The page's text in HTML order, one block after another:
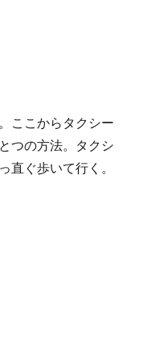
ここからタクシー
つの方法。タクシ
直ぐ歩いて行く。